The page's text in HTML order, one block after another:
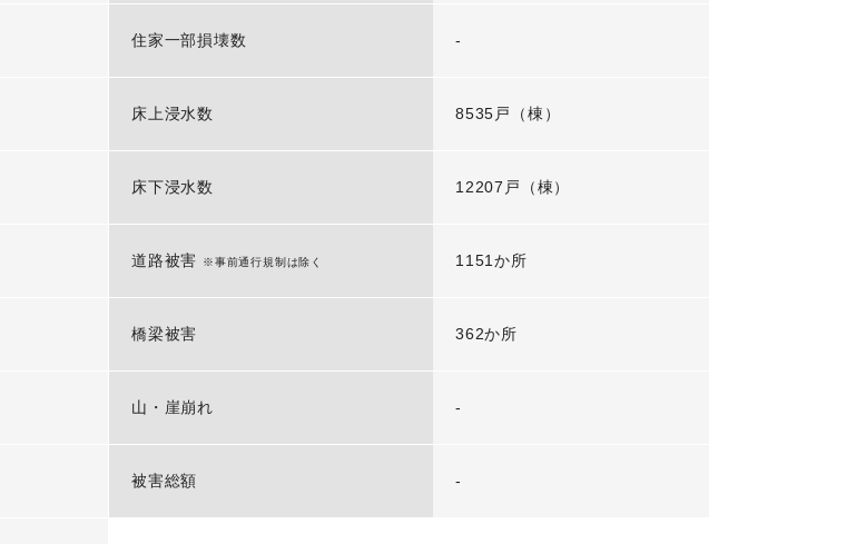
住家一部損壊数 -
床上浸水数 8535戸（棟）
床下浸水数 12207戸（棟）
道路被害 ※事前通行規制は除く 1151か所
橋梁被害 362か所
山・崖崩れ -
被害総額 -